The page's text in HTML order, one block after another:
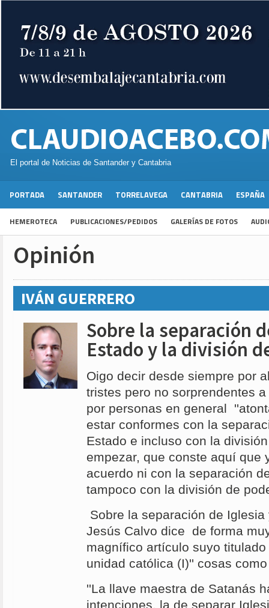
El portal de Noticias de Santander y Cantabria
PORTADA SANTANDER TORRELAVEGA CANTABRIA ESPAÑA
HEMEROTECA PUBLICACIONES/PEDIDOS GALERÍAS DE FOTOS
Opinión
IVÁN GUERRERO
Sobre la separación
Estado y la división
Oigo decir desde siempre por
tristes pero no sorprendentes
por personas en general
estar conformes con la
Estado e incluso con la
empezar, que conste aquí que
acuerdo ni con la separación
tampoco con la división de
Sobre la separación de
Jesús Calvo dice de forma
magnífico artículo suyo
unidad católica (I)'' cosas
''La llave maestra de Satanás